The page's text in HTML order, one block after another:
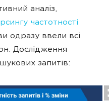
аналіз,
частотності
одразу ввели всі
Дослідження
запитів: